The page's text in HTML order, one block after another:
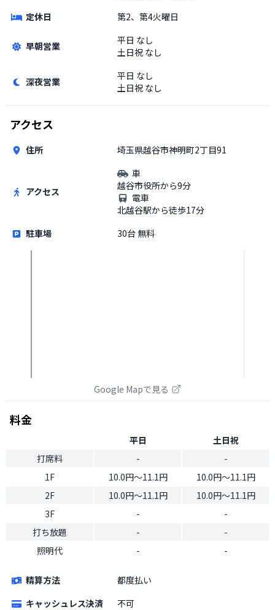
定休日
第2、第4火曜日
早朝営業 平日 なし
土日祝 なし
深夜営業 平日 なし
土日祝 なし
アクセス
住所 埼玉県越谷市神明町2丁目91
アクセス
車
越谷市役所から9分
電車
北越谷駅から徒歩17分
駐車場
30台 無料
Google Mapで見る
料金
平日
土日祝
打席料
-
-
1F
10.0円〜11.1円
10.0円〜11.1円
2F
10.0円〜11.1円
10.0円〜11.1円
3F
-
-
打ち放題
-
-
照明代
- -
精算方法
都度払い
キャッシュレス決済
不可